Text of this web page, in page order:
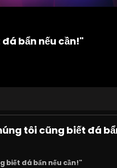
bẩn nếu cần!"
tôi cũng biết đá
biết đá bẩn nếu cần!"